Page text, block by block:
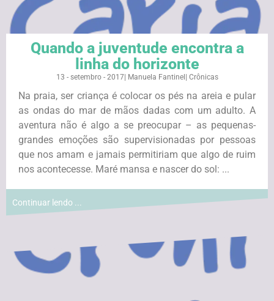
Quando a juventude encontra a
linha do horizonte
13 - setembro - 2017| Manuela Fantinel Crônicas
Na praia, ser criança é colocar os pés na areia e pular
as ondas do mar de mãos dadas com um adulto. A
aventura não é algo a se preocupar – as pequenas-
grandes emoções são supervisionadas por pessoas
que nos amam e jamais permitiriam que algo de ruim
nos acontecesse. Maré mansa e nascer do sol: ...
Continuar lendo ...